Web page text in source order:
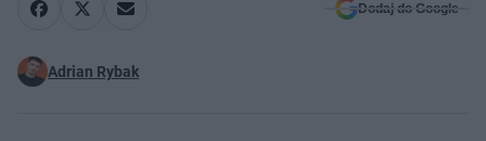
Dodaj do Google
Adrian Rybak